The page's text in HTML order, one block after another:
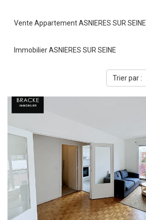
Vente Appartement ASNIERES SUR SEINE
Immobilier ASNIERES SUR SEINE
Trier par :